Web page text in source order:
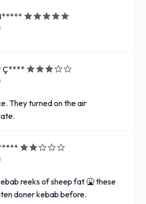
Ç****
They turned on the air
reeks of sheep fat 🤮 these
doner kebab before.